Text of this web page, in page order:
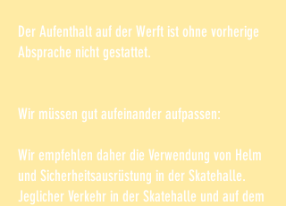
Der Aufenthalt auf der Werft ist ohne vorherige
Absprache nicht gestattet.
Wir müssen gut aufeinander aufpassen:
Wir empfehlen daher die Verwendung von Helm
und Sicherheitsausrüstung in der Skatehalle.
Jeglicher Verkehr in der Skatehalle und auf dem